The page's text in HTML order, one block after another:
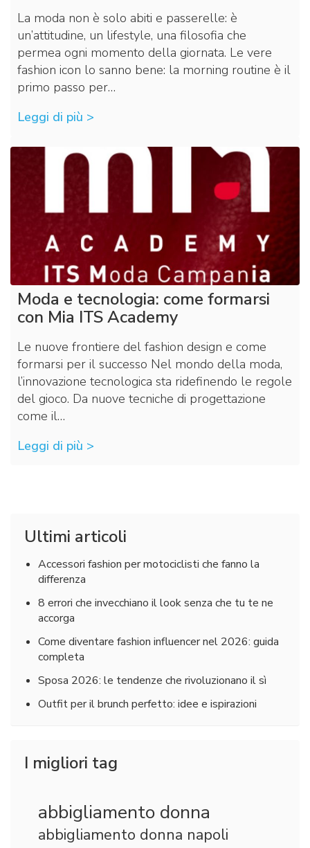
La moda non è solo abiti e passerelle: è
un’attitudine, un lifestyle, una filosofia che
permea ogni momento della giornata. Le vere
fashion icon lo sanno bene: la morning routine è il
primo passo per…
Leggi di più >
Moda e tecnologia: come formarsi
con Mia ITS Academy
Le nuove frontiere del fashion design e come
formarsi per il successo Nel mondo della moda,
l’innovazione tecnologica sta ridefinendo le regole
del gioco. Da nuove tecniche di progettazione
come il…
Leggi di più >
Ultimi articoli
Accessori fashion per motociclisti che fanno la
differenza
8 errori che invecchiano il look senza che tu te ne
accorga
Come diventare fashion influencer nel 2026: guida
completa
Sposa 2026: le tendenze che rivoluzionano il sì
Outfit per il brunch perfetto: idee e ispirazioni
I migliori tag
abbigliamento donna
abbigliamento donna napoli